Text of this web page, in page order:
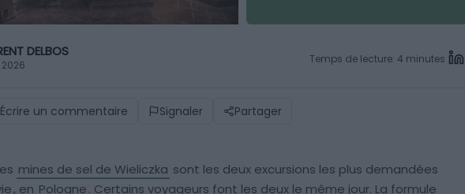
DELBOS
2026 Temps de lecture: 4 minutes
Écrire un commentaire Signaler Partager
mines de sel de Wieliczka sont les deux excursions les plus demandées
, en Pologne. Certains voyageurs font les deux le même jour. La formule